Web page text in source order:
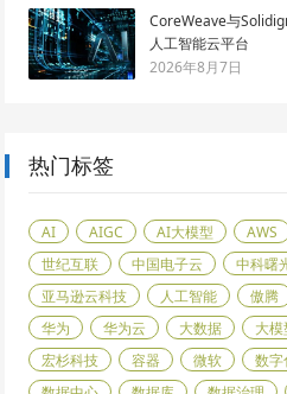
CoreWeave与
人工智能云平台
2026年8月7日
热门标签
AI AIGC AI大模型 AWS
世纪互联
中国电子云 中科曙
亚马逊云科技
人工智能 傲腾
华为
华为云 大数据 大模
宏杉科技
容器 微软 数字